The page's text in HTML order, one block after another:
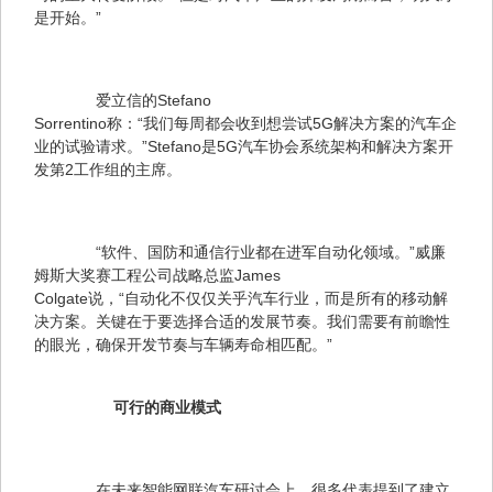
是开始。”
爱立信的Stefano
Sorrentino称：“我们每周都会收到想尝试5G解决方案的汽车企
业的试验请求。”Stefano是5G汽车协会系统架构和解决方案开
发第2工作组的主席。
“软件、国防和通信行业都在进军自动化领域。”威廉
姆斯大奖赛工程公司战略总监James
Colgate说，“自动化不仅仅关乎汽车行业，而是所有的移动解
决方案。关键在于要选择合适的发展节奏。我们需要有前瞻性
的眼光，确保开发节奏与车辆寿命相匹配。”
可行的商业模式